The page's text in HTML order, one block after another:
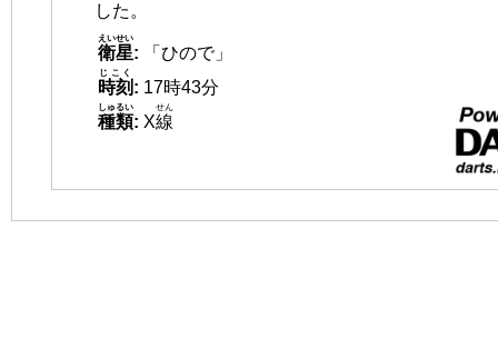
した。
衛星
えいせい
:
「ひので」
時刻
じこく
: 17時43分
種類
しゅるい
: X線
せん